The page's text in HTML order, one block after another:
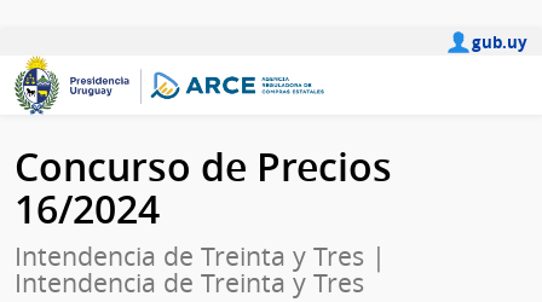
gub.uy
Concurso de Precios
16/2024
Intendencia de Treinta y Tres |
Intendencia de Treinta y Tres